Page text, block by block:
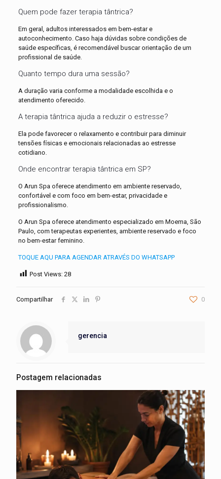
Quem pode fazer terapia tântrica?
Em geral, adultos interessados em bem-estar e
autoconhecimento. Caso haja dúvidas sobre condições de
saúde específicas, é recomendável buscar orientação de um
profissional de saúde.
Quanto tempo dura uma sessão?
A duração varia conforme a modalidade escolhida e o
atendimento oferecido.
A terapia tântrica ajuda a reduzir o estresse?
Ela pode favorecer o relaxamento e contribuir para diminuir
tensões físicas e emocionais relacionadas ao estresse
cotidiano.
Onde encontrar terapia tântrica em SP?
O Arun Spa oferece atendimento em ambiente reservado,
confortável e com foco em bem-estar, privacidade e
profissionalismo.
O Arun Spa oferece atendimento especializado em Moema, São
Paulo, com terapeutas experientes, ambiente reservado e foco
no bem-estar feminino.
TOQUE AQU PARA AGENDAR ATRAVÉS DO WHATSAPP
Post Views: 28
Compartilhar 0
gerencia
Postagem relacionadas